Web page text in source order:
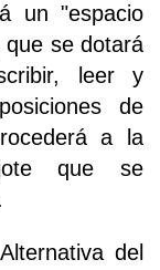
un "espacio
que se dotará
leer y
de
a la
que se
del